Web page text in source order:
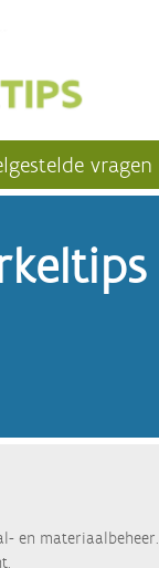
vragen
en materiaalbeheer.